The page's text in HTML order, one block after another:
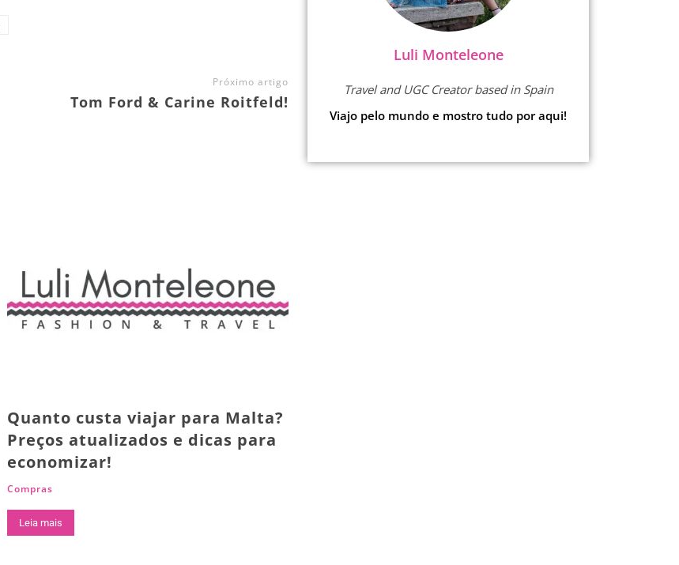
Próximo artigo
Tom Ford & Carine Roitfeld!
Quanto custa viajar para Malta?
Preços atualizados e dicas para
economizar!
Compras
Leia mais
Luli Monteleone
Travel and UGC Creator based in Spain
Viajo pelo mundo e mostro tudo por aqui!